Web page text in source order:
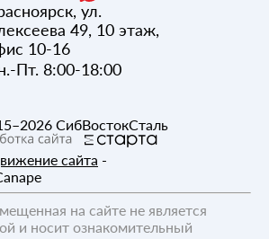
, ул.
49, 10 этаж,
10-16
Пт. 8:00-18:00
СибВостокСталь
сайта -
на сайте не является
и носит ознакомительный